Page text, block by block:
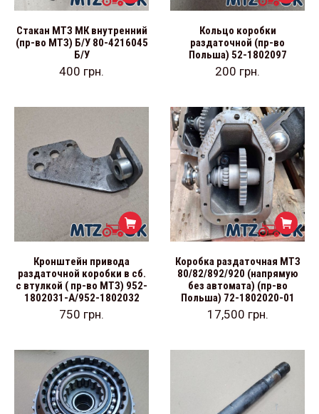
Стакан МТЗ МК внутренний
(пр-во МТЗ) Б/У 80-4216045
Б/У
400 грн.
Кольцо коробки
раздаточной (пр-во
Польша) 52-1802097
200 грн.
Кронштейн привода
раздаточной коробки в сб.
с втулкой ( пр-во МТЗ) 952-
1802031-А/952-1802032
750 грн.
Коробка раздаточная МТЗ
80/82/892/920 (напрямую
без автомата) (пр-во
Польша) 72-1802020-01
17,500 грн.